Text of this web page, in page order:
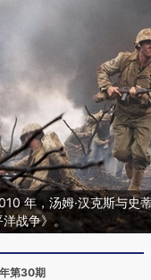
年，汤姆·汉克斯与史
洋战争》。
第30期